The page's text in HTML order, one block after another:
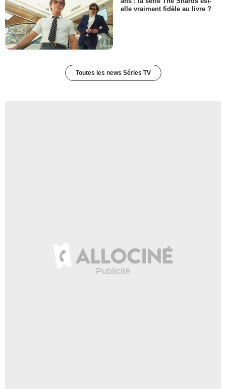
elle vraiment fidèle au livre ?
Toutes les news Séries TV